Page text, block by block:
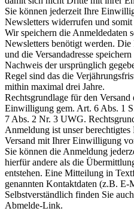
Sie können jederzeit Ihre
Newsletters widerrufen und
Wir speichern die Anmeldedaten
Newsletters benötigt werden.
und die Versandadresse
Nachweis der ursprünglich
Regel sind das die
mithin maximal drei Jahre.
Rechtsgrundlage für den
Einwilligung gem. Art. 6 Abs. 1
7 Abs. 2 Nr. 3 UWG.
Anmeldung ist unser berechtigtes
Versand mit Ihrer Einwilligung
Sie können die Anmeldung
hierfür andere als die
entstehen. Eine Mitteilung in
genannten Kontaktdaten (z.B.
Selbstverständlich finden Sie
Abmelde-Link.